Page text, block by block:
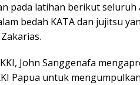
pada latihan berikut seluruh
bedah KATA dan jujitsu
John Sanggenafa
Papua untuk